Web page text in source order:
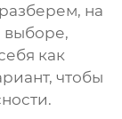
на
выборе,
как
чтобы